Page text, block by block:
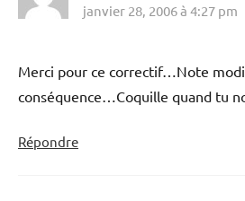
janvier 28, 2006 à 4:27 pm
Merci pour ce correctif…Note
conséquence…Coquille quand tu
Répondre